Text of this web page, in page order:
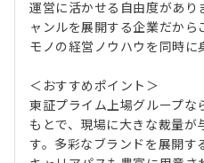
運営に活かせる自由度があり
ャンルを展開する企業だか
モノの経営ノウハウを同時に
＜おすすめポイント＞
東証プライム上場グループな
もとで、現場に大きな裁量が
す。多彩なブランドを展開す